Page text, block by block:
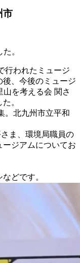
市
。
行われたミュージ
、今後のミュージ
を考える会 関さ
。
。北九州市立平和
ま、環境局職員の
ジアムについてお
どです。